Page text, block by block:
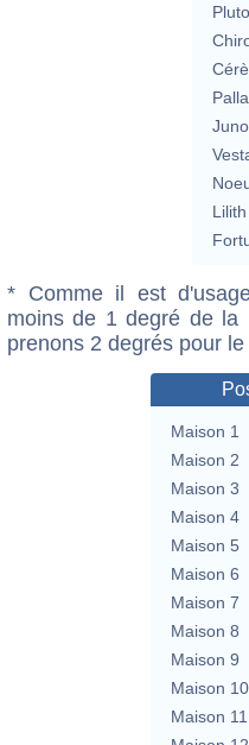
Lilith
* Comme il est
moins de 1 degré de la
prenons 2 degrés pour
Maison 1
Maison 2
Maison 3
Maison 4
Maison 5
Maison 6
Maison 7
Maison 8
Maison 9
Maison 10
Maison 11